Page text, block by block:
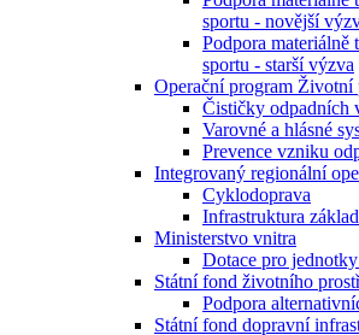
sportu - novější
Podpora materiálně
sportu - starší výzva
Operační program Životní
Čističky odpadních
Varovné a hlásné
Prevence vzniku
Integrovaný regionální
Cyklodoprava
Infrastruktura
Ministerstvo vnitra
Dotace pro
Státní fond životního
Podpora
Státní fond dopravní